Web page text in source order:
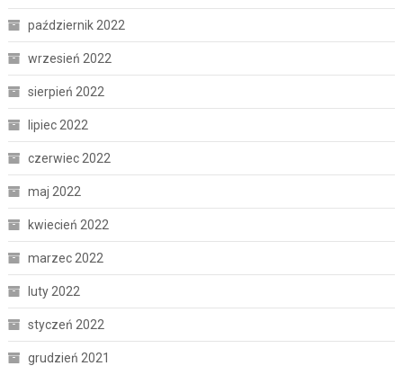
październik 2022
wrzesień 2022
sierpień 2022
lipiec 2022
czerwiec 2022
maj 2022
kwiecień 2022
marzec 2022
luty 2022
styczeń 2022
grudzień 2021